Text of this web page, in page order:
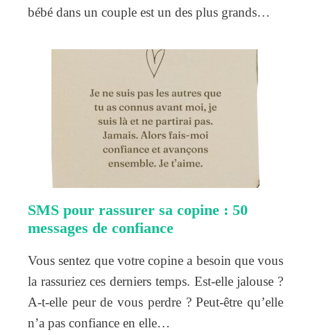
bébé dans un couple est un des plus grands…
SMS pour rassurer sa copine : 50
messages de confiance
Vous sentez que votre copine a besoin que vous
la rassuriez ces derniers temps. Est-elle jalouse ?
A-t-elle peur de vous perdre ? Peut-être qu’elle
n’a pas confiance en elle…